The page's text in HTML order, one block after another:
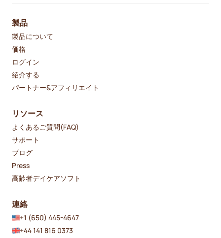
製品
製品について
価格
ログイン
紹介する
パートナー&アフィリエイト
リソース
よくあるご質問(FAQ)
サポート
ブログ
Press
高齢者デイケアソフト
連絡
+1 (650) 445-4647
+44 141 816 0373